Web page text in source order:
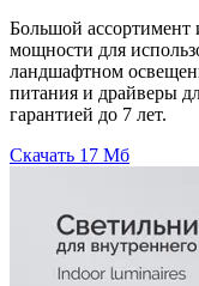
Большой ассортимент
мощности для
ландшафтном
питания и драйверы
гарантией до 7 лет.
Скачать 17 Мб